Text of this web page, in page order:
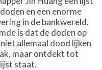
en een enorme
in de bankwereld.
is dat de doden op
allemaal dood lijken
maar ontdekt tot
staat.